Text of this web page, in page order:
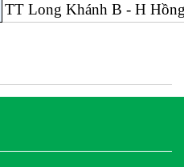
TT Long Khánh B - H